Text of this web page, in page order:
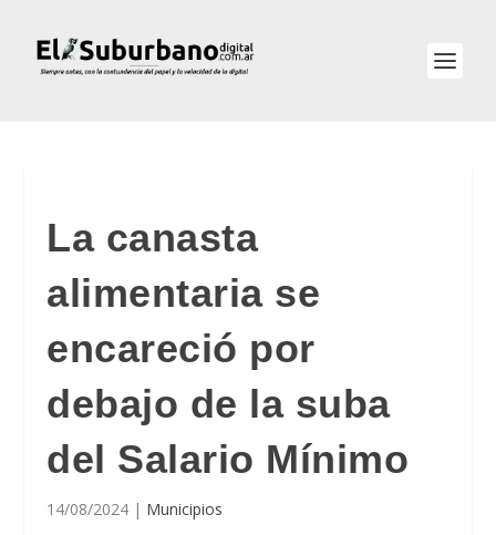
La canasta
alimentaria se
encareció por
debajo de la suba
del Salario Mínimo
14/08/2024 | Municipios